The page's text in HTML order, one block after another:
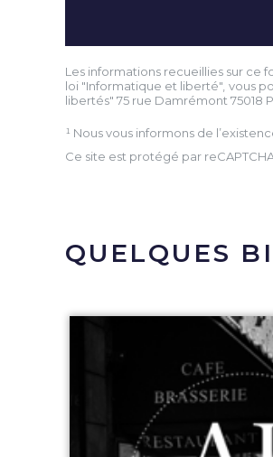
Les informations recueillies sur ce
loi "Informatique et liberté", vous
libertés" 75 rue Damrémont 75018
¹ Nous vous informons de
Ce site est protégé par
QUELQUES